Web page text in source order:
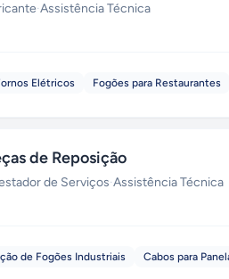
·Assistência Técnica
Elétricos Fogões para Restaurantes
de Reposição
de Serviços·Assistência Técnica
de Fogões Industriais Cabos para